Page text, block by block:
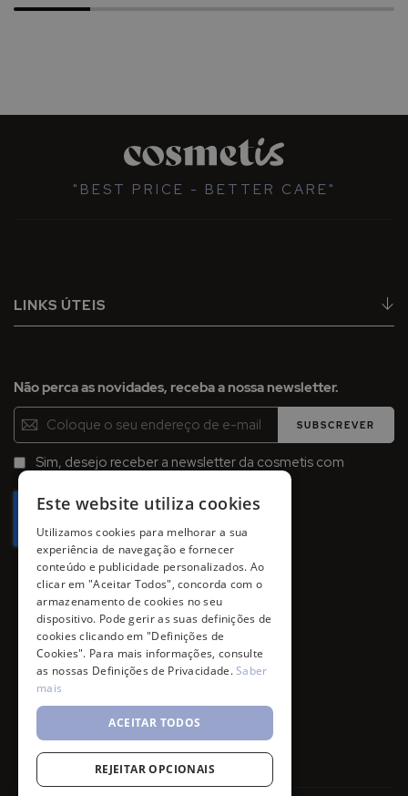
"BEST PRICE - BETTER CARE"
LINKS ÚTEIS
Não perca as novidades, receba a nossa newsletter.
Inscreva-
se
na
Newsletter:
SUBSCREVER
Sim, desejo receber a newsletter da cosmetis com
Este website utiliza cookies
Utilizamos cookies para melhorar a sua
experiência de navegação e fornecer
conteúdo e publicidade personalizados. Ao
clicar em "Aceitar Todos", concorda com o
armazenamento de cookies no seu
dispositivo. Pode gerir as suas definições de
cookies clicando em "Definições de
Cookies". Para mais informações, consulte
as nossas Definições de Privacidade.Saber
mais
ACEITAR TODOS
REJEITAR OPCIONAIS